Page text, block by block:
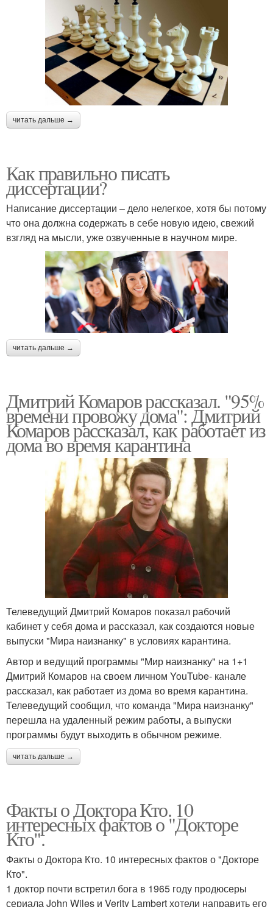
читать дальше →
Как правильно писать
диссертации?
Написание диссертации – дело нелегкое, хотя бы потому
что она должна содержать в себе новую идею, свежий
взгляд на мысли, уже озвученные в научном мире.
читать дальше →
Дмитрий Комаров рассказал. "95%
времени провожу дома": Дмитрий
Комаров рассказал, как работает из
дома во время карантина
Телеведущий Дмитрий Комаров показал рабочий
кабинет у себя дома и рассказал, как создаются новые
выпуски "Мира наизнанку" в условиях карантина.
Автор и ведущий программы "Мир наизнанку" на 1+1
Дмитрий Комаров на своем личном YouTube- канале
рассказал, как работает из дома во время карантина.
Телеведущий сообщил, что команда "Мира наизнанку"
перешла на удаленный режим работы, а выпуски
программы будут выходить в обычном режиме.
читать дальше →
Факты о Доктора Кто. 10
интересных фактов о "Докторе
Кто".
Факты о Доктора Кто. 10 интересных фактов о "Докторе
Кто".
1 доктор почти встретил бога в 1965 году продюсеры
сериала John Wiles и Verity Lambert хотели направить его